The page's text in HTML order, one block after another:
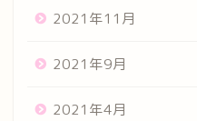
2021年11月
2021年9月
2021年4月